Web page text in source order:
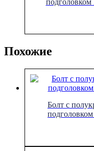
Похожие
Болт с